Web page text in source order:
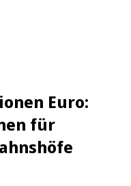
Euro:
für